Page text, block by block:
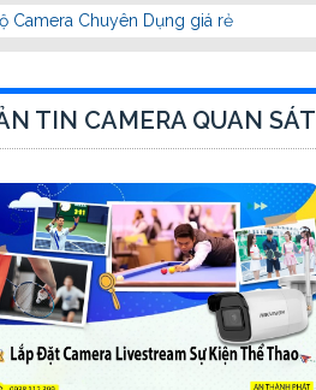
Camera Chuyên Dụng giá rẻ
TIN CAMERA QUAN SÁT